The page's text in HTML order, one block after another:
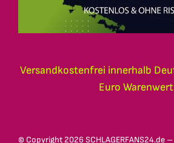
Versandkostenfrei innerhalb
Euro Warenwert
© Copyright 2026 SCHLAGERFANS24.de